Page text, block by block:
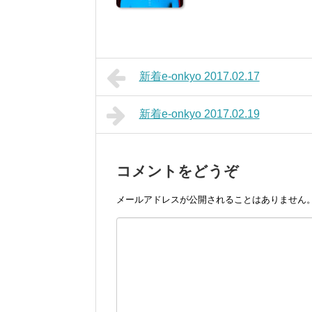
新着e-onkyo 2017.02.17
新着e-onkyo 2017.02.19
コメントをどうぞ
メールアドレスが公開されることはありません